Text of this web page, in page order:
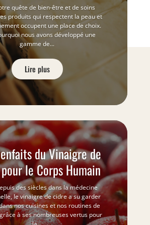
quête de bien-être et de soins
produits qui respectent la peau et
occupent une place de choix.
nous avons développé une
gamme de...
Lire plus
du Vinaigre de
le Corps Humain
des siècles dans la médecine
le vinaigre de cidre a su garder
nos cuisines et nos routines de
à ses nombreuses vertus pour